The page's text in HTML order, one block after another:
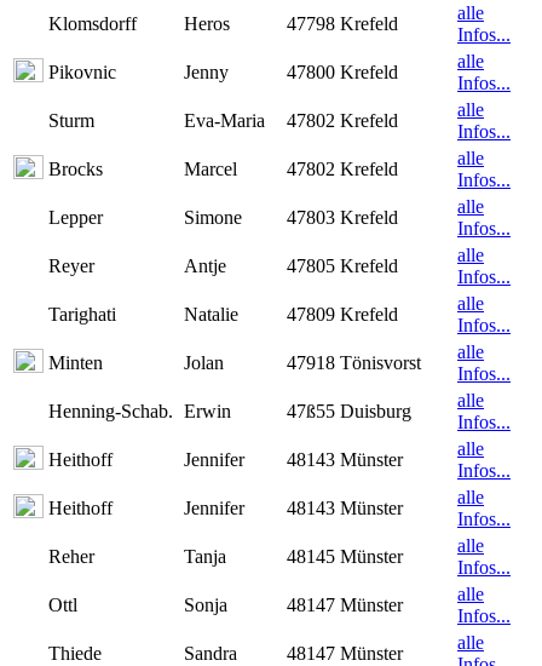
Klomsdorff
Heros 47798 Krefeld
alle
Infos...
Pikovnic
Jenny 47800 Krefeld
alle
Infos...
Sturm
Eva-Maria 47802 Krefeld
alle
Infos...
Brocks
Marcel 47802 Krefeld
alle
Infos...
Lepper
Simone 47803 Krefeld
alle
Infos...
Reyer
Antje 47805 Krefeld
alle
Infos...
Tarighati
Natalie 47809 Krefeld
alle
Infos...
Minten
Jolan 47918 Tönisvorst
alle
Infos...
Henning-Schab. Erwin 47ß55 Duisburg
alle
Infos...
Heithoff
Jennifer 48143 Münster
alle
Infos...
Heithoff
Jennifer 48143 Münster
alle
Infos...
Reher
Tanja 48145 Münster
alle
Infos...
Ottl
Sonja 48147 Münster
alle
Infos...
Thiede
Sandra 48147 Münster
alle